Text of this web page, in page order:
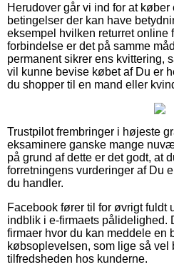
Herudover går vi ind for at
betingelser der kan have
eksempel hvilken returret online
forbindelse er det på samme
permanent sikrer ens kvittering,
vil kunne bevise købet af Du er
du shopper til en mand eller
Trustpilot frembringer i højeste
eksaminere ganske mange
på grund af dette er det godt, at
forretningens vurderinger af Du
du handler.
Facebook fører til for øvrigt fuldt
indblik i e-firmaets pålidelighed.
firmaer hvor du kan meddele en
købsoplevelsen, som lige så vel
tilfredsheden hos kunderne.